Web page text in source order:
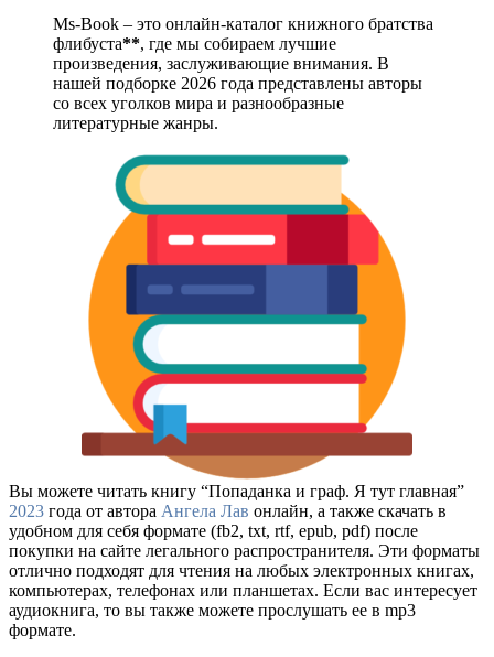
Ms-Book – это онлайн-каталог книжного братства
флибуста**, где мы собираем лучшие
произведения, заслуживающие внимания. В
нашей подборке 2026 года представлены авторы
со всех уголков мира и разнообразные
литературные жанры.
Вы можете читать книгу “Попаданка и граф. Я тут главная”
2023 года от автора Ангела Лав онлайн, а также скачать в
удобном для себя формате (fb2, txt, rtf, epub, pdf) после
покупки на сайте легального распространителя. Эти форматы
отлично подходят для чтения на любых электронных книгах,
компьютерах, телефонах или планшетах. Если вас интересует
аудиокнига, то вы также можете прослушать ее в mp3
формате.